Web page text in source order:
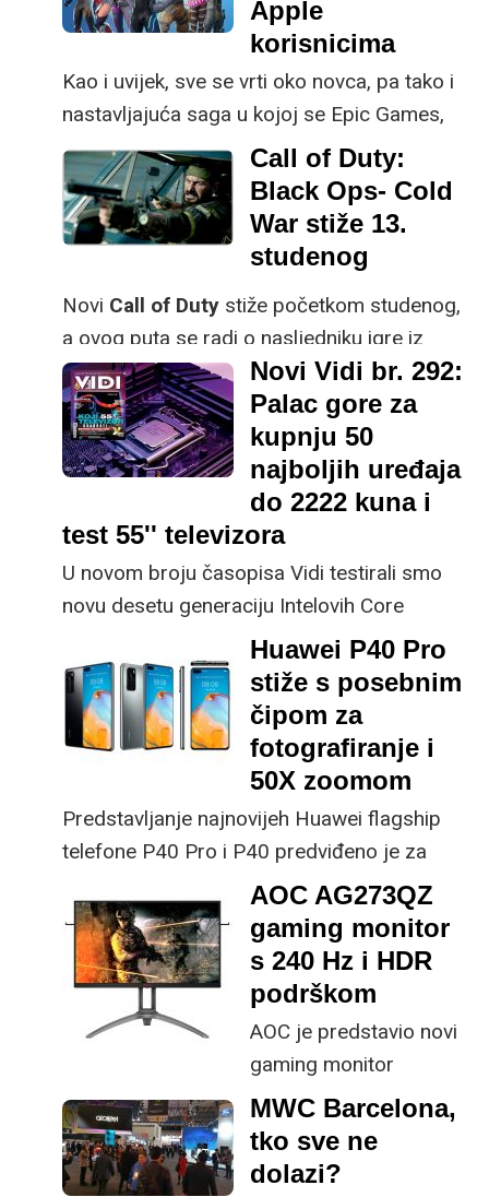
prezentaciju s atraktivnim uključivanjem
„Life Unstoppable“ .
Apple
korisnicima
Kao i uvijek, sve se vrti oko novca, pa tako i
nastavljajuća saga u kojoj se Epic Games,
izdavač Fortnitea, posvađao s Appleom i
Googleom.
Call of Duty:
Black Ops- Cold
War stiže 13.
studenog
Novi Call of Duty stiže početkom studenog,
a ovog puta se radi o nasljedniku igre iz
2010. godineBlack Ops.
Novi Vidi br. 292:
Palac gore za
kupnju 50
najboljih uređaja
do 2222 kuna i
test 55'' televizora
U novom broju časopisa Vidi testirali smo
novu desetu generaciju Intelovih Core
desktop procesora, kao i
55'' OLED, LED i
QLED televizoreu opširnom usporednom
testu. Odabrali smo i 50 top uređaja do
2222 kuna u čak deset kategorija u našoj
rubrici Palac gore za kupnju.
Huawei P40 Pro
stiže s posebnim
čipom za
fotografiranje i
50X zoomom
Predstavljanje najnovijeh Huawei flagship
telefone P40 Pro i P40 predviđeno je za
26.3., a kao i obično uoči takvih velikih
launcheva informacije cure na sve strane.
AOC AG273QZ
gaming monitor
s 240 Hz i HDR
podrškom
AOC je predstavio novi
gaming monitor
namijenjen gaming
entuzijastima i e-sport
igračima. Radi se o 27
MWC Barcelona,
tko sve ne
dolazi?